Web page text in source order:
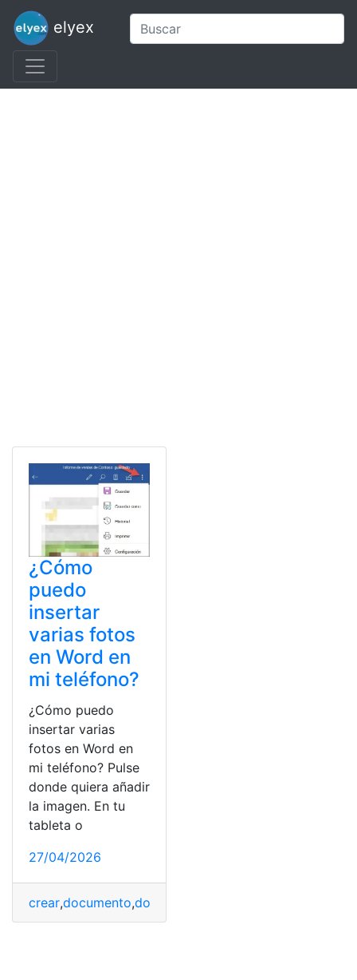
elyex
¿Cómo
puedo
insertar
varias fotos
en Word en
mi teléfono?
¿Cómo puedo
insertar varias
fotos en Word en
mi teléfono? Pulse
donde quiera añadir
la imagen. En tu
tableta o
27/04/2026
crear,documento,documento word